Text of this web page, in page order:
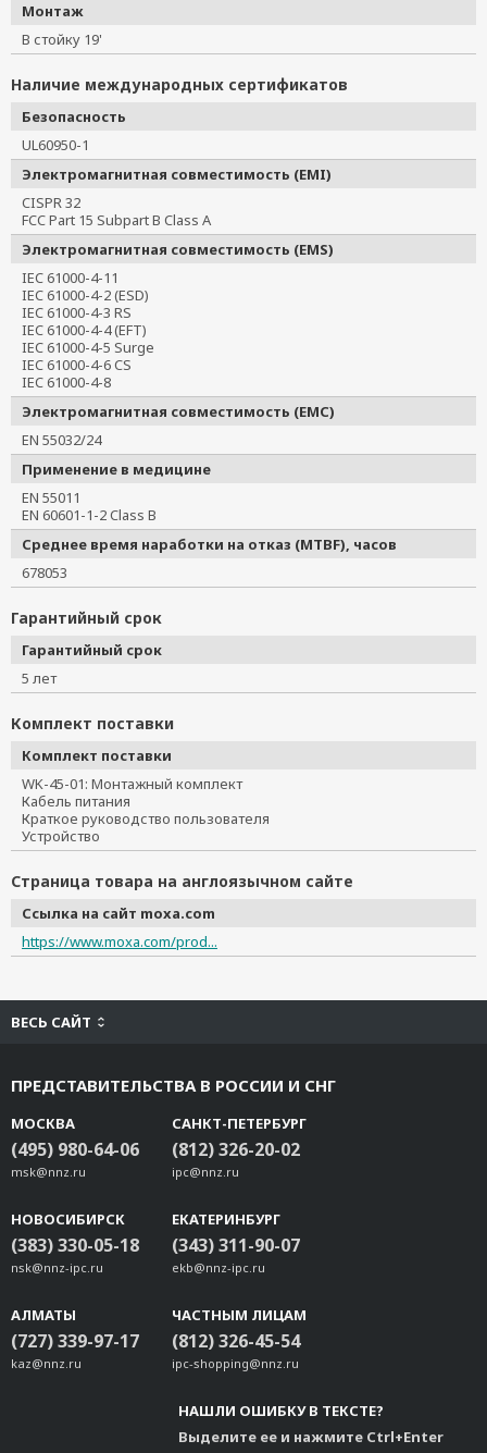
Монтаж
В стойку 19'
Наличие международных сертификатов
Безопасность
UL60950-1
Электромагнитная совместимость (EMI)
CISPR 32
FCC Part 15 Subpart B Class A
Электромагнитная совместимость (EMS)
IEC 61000-4-11
IEC 61000-4-2 (ESD)
IEC 61000-4-3 RS
IEC 61000-4-4 (EFT)
IEC 61000-4-5 Surge
IEC 61000-4-6 CS
IEC 61000-4-8
Электромагнитная совместимость (EMC)
EN 55032/24
Применение в медицине
EN 55011
EN 60601-1-2 Class B
Среднее время наработки на отказ (MTBF), часов
678053
Гарантийный срок
Гарантийный срок
5 лет
Комплект поставки
Комплект поставки
WK-45-01: Монтажный комплект
Кабель питания
Краткое руководство пользователя
Устройство
Страница товара на англоязычном сайте
Ссылка на сайт moxa.com
https://www.moxa.com/prod...
ВЕСЬ САЙТ
ПРЕДСТАВИТЕЛЬСТВА В РОССИИ И СНГ
МОСКВА
(495) 980-64-06
msk@nnz.ru
САНКТ-ПЕТЕРБУРГ
(812) 326-20-02
ipc@nnz.ru
НОВОСИБИРСК
(383) 330-05-18
nsk@nnz-ipc.ru
ЕКАТЕРИНБУРГ
(343) 311-90-07
ekb@nnz-ipc.ru
АЛМАТЫ
(727) 339-97-17
kaz@nnz.ru
ЧАСТНЫМ ЛИЦАМ
(812) 326-45-54
ipc-shopping@nnz.ru
НАШЛИ ОШИБКУ В ТЕКСТЕ?
Выделите ее и нажмите Ctrl+Enter